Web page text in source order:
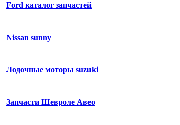
Ford каталог запчастей
Nissan sunny
Лодочные моторы suzuki
Запчасти Шевроле Авео